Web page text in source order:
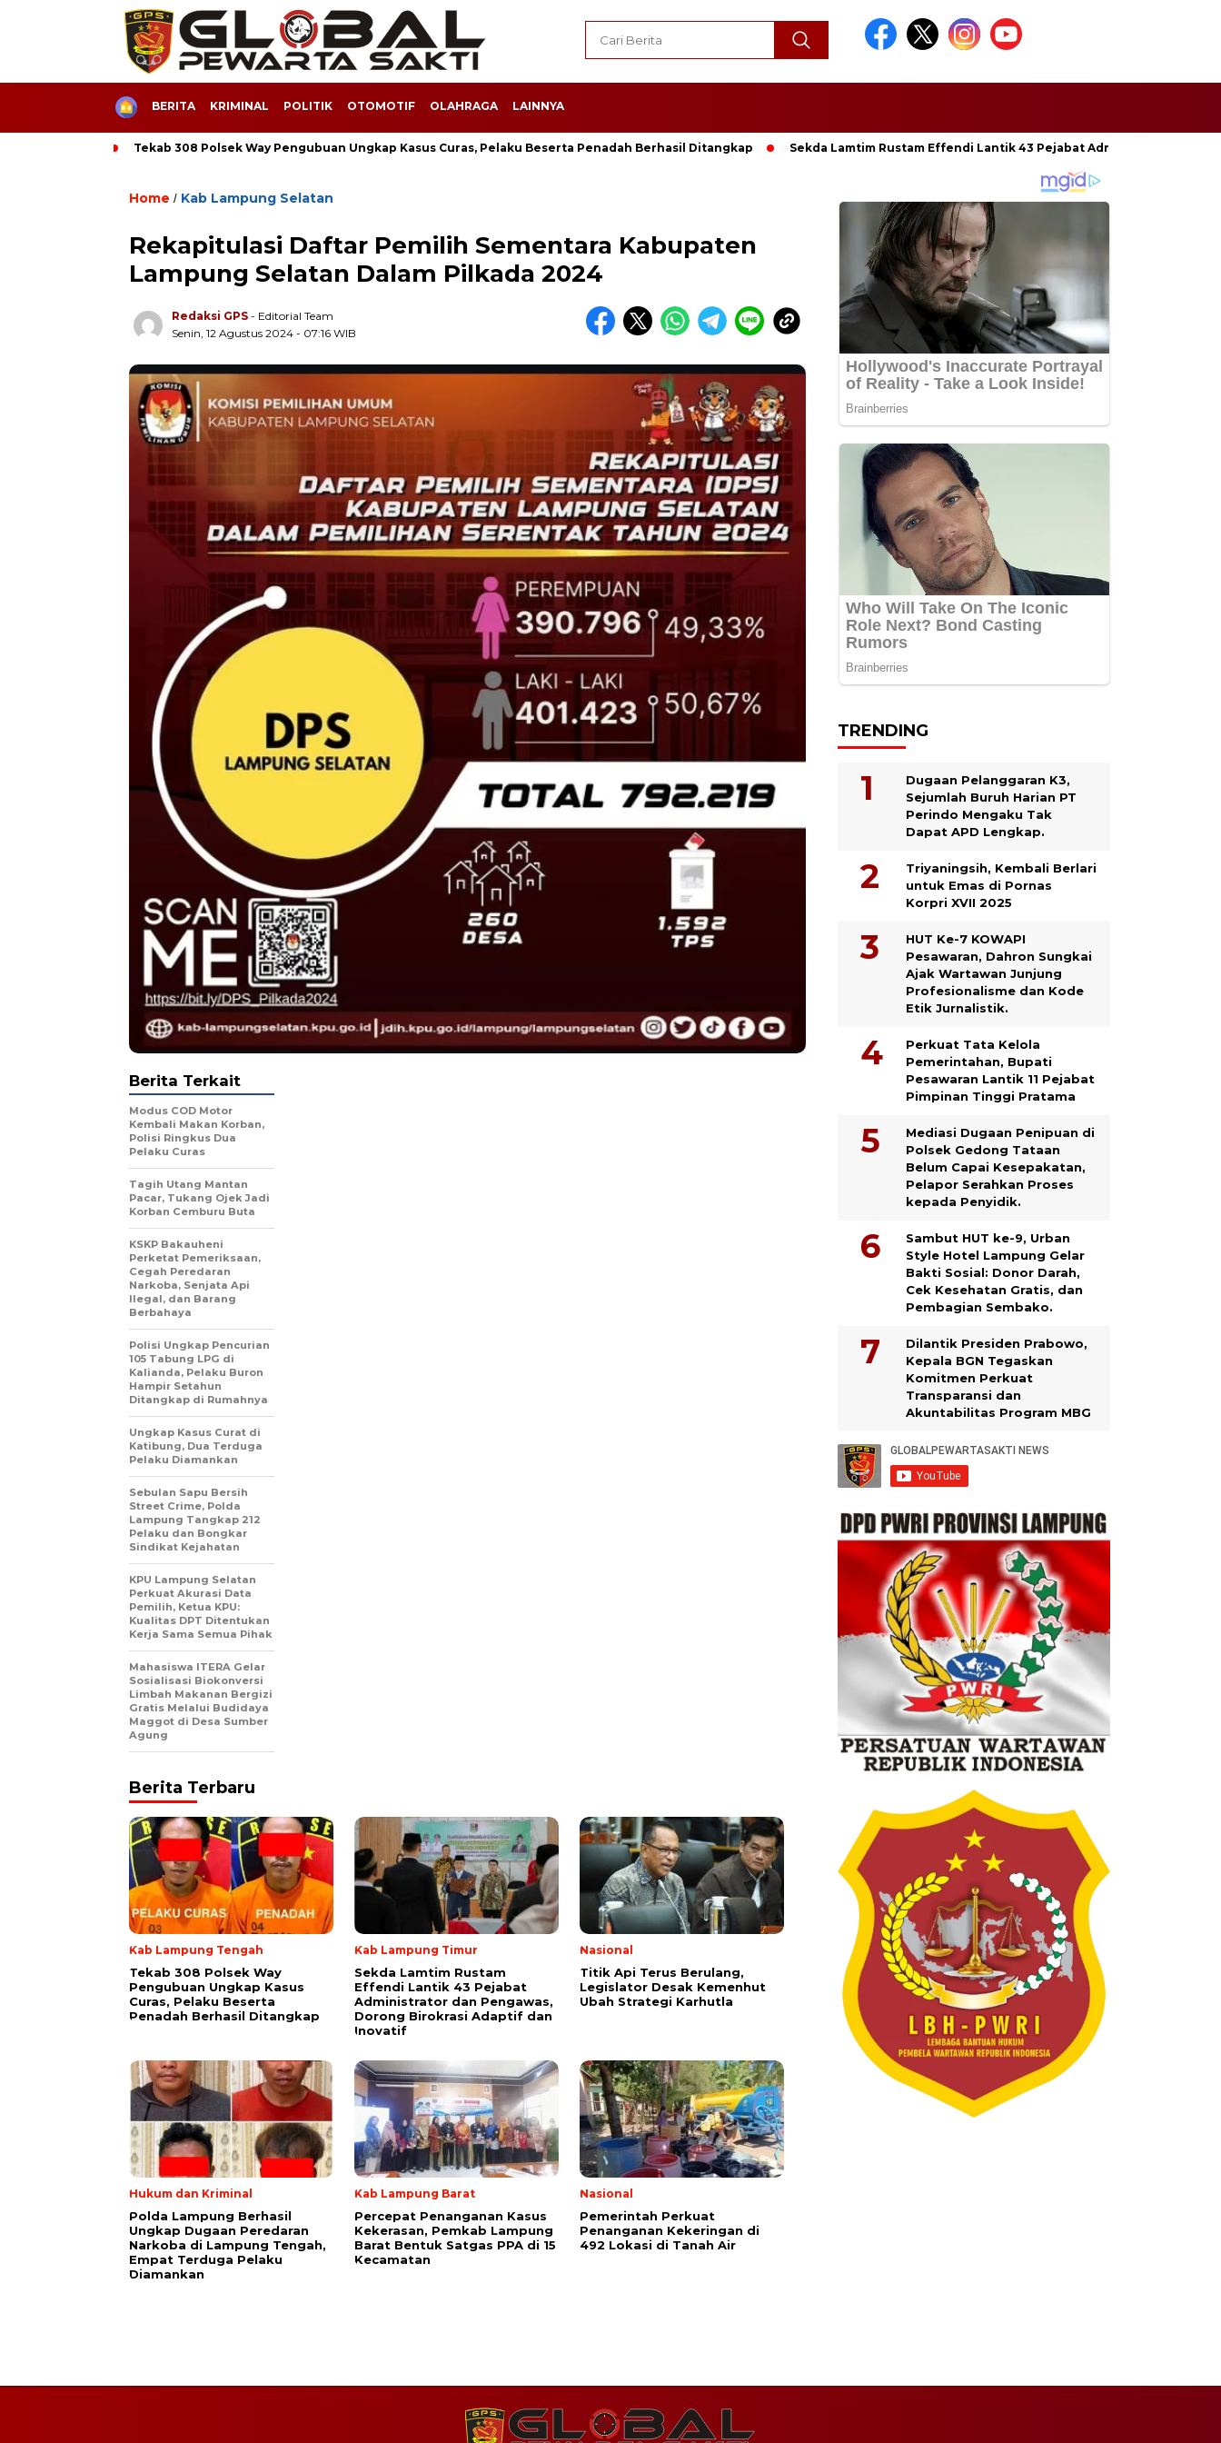
HOME
BERITA KRIMINAL POLITIK OTOMOTIF OLAHRAGA LAINNYA
Tekab 308 Polsek Way Pengubuan Ungkap Kasus Curas, Pelaku Beserta Penadah Berhasil Ditangkap Sekda Lamtim Rustam Effendi Lantik 43 Pejabat Administrator dan
Home / Kab Lampung Selatan
Rekapitulasi Daftar Pemilih Sementara Kabupaten
Lampung Selatan Dalam Pilkada 2024
Redaksi GPS - Editorial Team
Senin, 12 Agustus 2024 - 07:16 WIB
Berita Terkait
Modus COD Motor
Kembali Makan Korban,
Polisi Ringkus Dua
Pelaku Curas
Tagih Utang Mantan
Pacar, Tukang Ojek Jadi
Korban Cemburu Buta
KSKP Bakauheni
Perketat Pemeriksaan,
Cegah Peredaran
Narkoba, Senjata Api
Ilegal, dan Barang
Berbahaya
Polisi Ungkap Pencurian
105 Tabung LPG di
Kalianda, Pelaku Buron
Hampir Setahun
Ditangkap di Rumahnya
Ungkap Kasus Curat di
Katibung, Dua Terduga
Pelaku Diamankan
Sebulan Sapu Bersih
Street Crime, Polda
Lampung Tangkap 212
Pelaku dan Bongkar
Sindikat Kejahatan
KPU Lampung Selatan
Perkuat Akurasi Data
Pemilih, Ketua KPU:
Kualitas DPT Ditentukan
Kerja Sama Semua Pihak
Mahasiswa ITERA Gelar
Sosialisasi Biokonversi
Limbah Makanan Bergizi
Gratis Melalui Budidaya
Maggot di Desa Sumber
Agung
Berita Terbaru
Kab Lampung Tengah
Tekab 308 Polsek Way
Pengubuan Ungkap Kasus
Curas, Pelaku Beserta
Penadah Berhasil Ditangkap
Kab Lampung Timur
Sekda Lamtim Rustam
Effendi Lantik 43 Pejabat
Administrator dan Pengawas,
Dorong Birokrasi Adaptif dan
Inovatif
Nasional
Titik Api Terus Berulang,
Legislator Desak Kemenhut
Ubah Strategi Karhutla
Hukum dan Kriminal
Polda Lampung Berhasil
Ungkap Dugaan Peredaran
Narkoba di Lampung Tengah,
Empat Terduga Pelaku
Diamankan
Kab Lampung Barat
Percepat Penanganan Kasus
Kekerasan, Pemkab Lampung
Barat Bentuk Satgas PPA di 15
Kecamatan
Nasional
Pemerintah Perkuat
Penanganan Kekeringan di
492 Lokasi di Tanah Air
TRENDING
Dugaan Pelanggaran K3,
Sejumlah Buruh Harian PT
Perindo Mengaku Tak
Dapat APD Lengkap.
Triyaningsih, Kembali Berlari
untuk Emas di Pornas
Korpri XVII 2025
HUT Ke-7 KOWAPI
Pesawaran, Dahron Sungkai
Ajak Wartawan Junjung
Profesionalisme dan Kode
Etik Jurnalistik.
Perkuat Tata Kelola
Pemerintahan, Bupati
Pesawaran Lantik 11 Pejabat
Pimpinan Tinggi Pratama
Mediasi Dugaan Penipuan di
Polsek Gedong Tataan
Belum Capai Kesepakatan,
Pelapor Serahkan Proses
kepada Penyidik.
Sambut HUT ke-9, Urban
Style Hotel Lampung Gelar
Bakti Sosial: Donor Darah,
Cek Kesehatan Gratis, dan
Pembagian Sembako.
Dilantik Presiden Prabowo,
Kepala BGN Tegaskan
Komitmen Perkuat
Transparansi dan
Akuntabilitas Program MBG